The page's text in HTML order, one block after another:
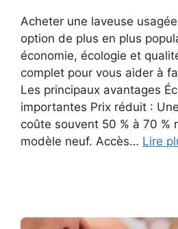
Acheter une laveuse
option de plus en plus
économie, écologie et
complet pour vous aider à
Les principaux avantages
importantes Prix réduit :
coûte souvent 50 % à 70 %
modèle neuf. Accès… Lire